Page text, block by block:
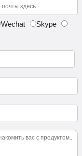
Wechat
Skype